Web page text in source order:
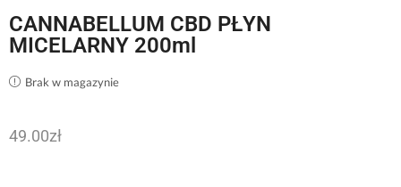
CANNABELLUM CBD PŁYN
MICELARNY 200ml
Brak w magazynie
49.00zł